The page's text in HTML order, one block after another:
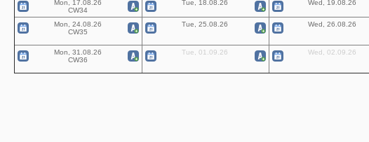
Mon, 17.08.26
CW34
Tue, 18.08.26 Wed, 19.08.26
Mon, 24.08.26
CW35
Tue, 25.08.26 Wed, 26.08.26
Mon, 31.08.26
CW36
Tue, 01.09.26 Wed, 02.09.26